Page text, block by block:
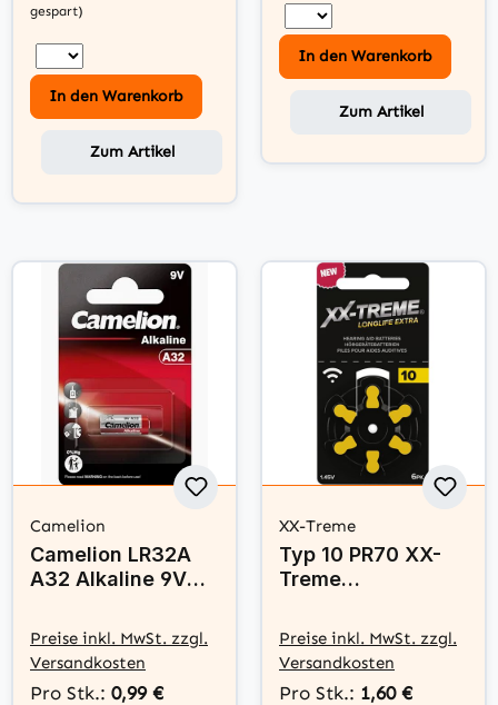
gespart)
In den Warenkorb
Zum Artikel
In den Warenkorb
Zum Artikel
Camelion
Camelion LR32A
A32 Alkaline 9V
Preise inkl. MwSt. zzgl.
Versandkosten
Pro Stk.: 0,99 €
XX-Treme
Typ 10 PR70 XX-
Treme
n - Gelb - 6 Stück
Preise inkl. MwSt. zzgl.
Versandkosten
Pro Stk.: 1,60 €